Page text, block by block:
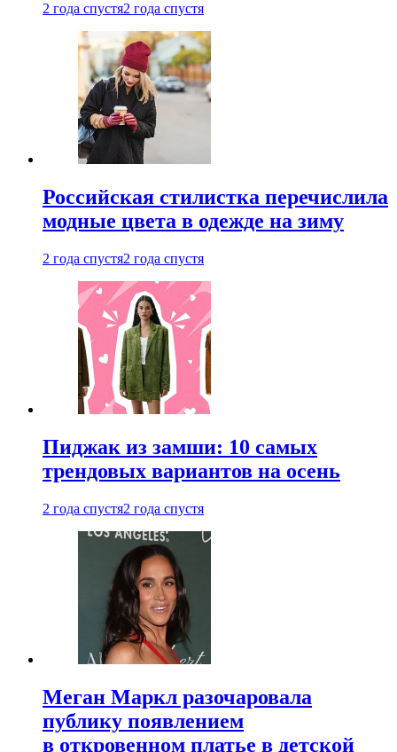
2 года спустя2 года спустя
Российская стилистка перечислила
модные цвета в одежде на зиму
2 года спустя2 года спустя
Пиджак из замши: 10 самых
трендовых вариантов на осень
2 года спустя2 года спустя
Меган Маркл разочаровала
публику появлением
в откровенном платье в детской